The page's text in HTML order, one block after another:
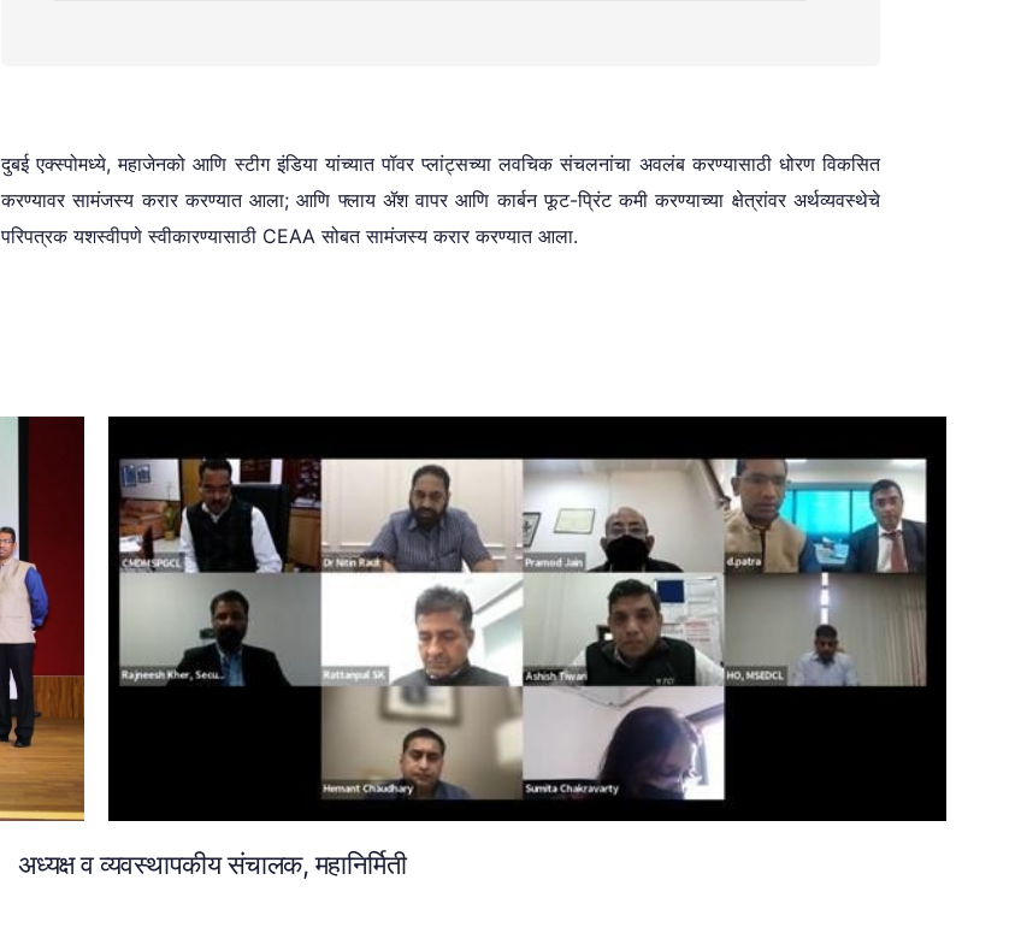
दुबई एक्स्पोमध्ये, महाजेनको आणि स्टीग इंडिया यांच्यात पॉवर प्लांट्सच्या लवचिक संचलनांचा अवलंब करण्यासाठी धोरण विकसित
करण्यावर सामंजस्य करार करण्यात आला; आणि फ्लाय ॲश वापर आणि कार्बन फूट-प्रिंट कमी करण्याच्या क्षेत्रांवर अर्थव्यवस्थेचे
परिपत्रक यशस्वीपणे स्वीकारण्यासाठी CEAA सोबत सामंजस्य करार करण्यात आला.
अध्यक्ष व व्यवस्थापकीय संचालक, महानिर्मिती